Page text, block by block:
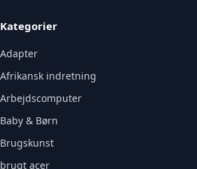
Kategorier
Adapter
Afrikansk indretning
Arbejdscomputer
Baby & Børn
Brugskunst
brugt acer